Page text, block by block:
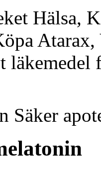
Hälsa,
läkemedel
Säker